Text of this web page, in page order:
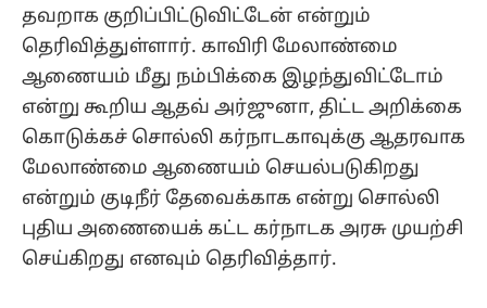
தவறாக குறிப்பிட்டுவிட்டேன் என்றும்
தெரிவித்துள்ளார். காவிரி மேலாண்மை
ஆணையம் மீது நம்பிக்கை இழந்துவிட்டோம்
என்று கூறிய ஆதவ் அர்ஜுனா, திட்ட அறிக்கை
கொடுக்கச் சொல்லி கர்நாடகாவுக்கு ஆதரவாக
மேலாண்மை ஆணையம் செயல்படுகிறது
என்றும் குடிநீர் தேவைக்காக என்று சொல்லி
புதிய அணையைக் கட்ட கர்நாடக அரசு முயற்சி
செய்கிறது எனவும் தெரிவித்தார்.